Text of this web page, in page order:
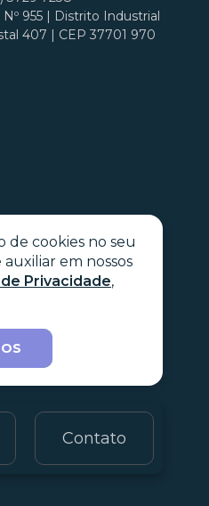
de cookies no seu
em nossos
Privacidade,
Contato
Nº 955 | Distrito Industrial
407 | CEP 37701 970